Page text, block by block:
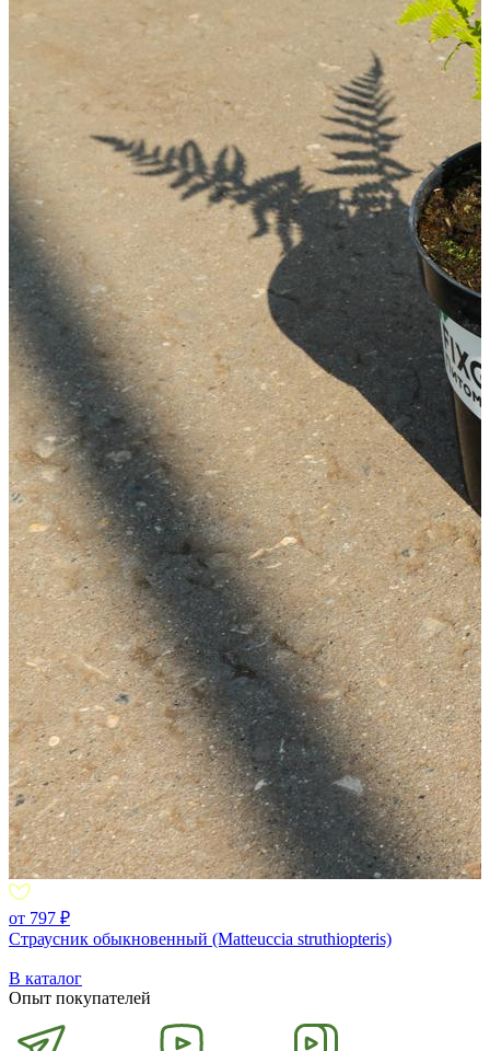
от 797 ₽
Страусник обыкновенный (Matteuccia struthiopteris)
В каталог
Опыт покупателей